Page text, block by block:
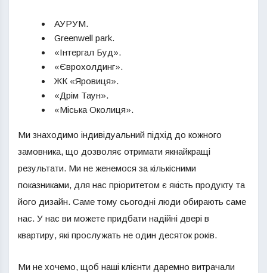
АУРУМ.
Greenwell park.
«Інтергал Буд».
«Єврохолдинг».
ЖК «Яровиця».
«Дрім Таун».
«Міська Околиця».
Ми знаходимо індивідуальний підхід до кожного
замовника, що дозволяє отримати якнайкращі
результати. Ми не женемося за кількісними
показниками, для нас пріоритетом є якість продукту та
його дизайн. Саме тому сьогодні люди обирають саме
нас. У нас ви можете придбати надійні двері в
квартиру, які прослужать не один десяток років.
Ми не хочемо, щоб наші клієнти даремно витрачали